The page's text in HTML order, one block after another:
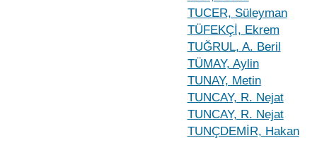
TUCER, Süleyman
TÜFEKÇİ, Ekrem
TUĞRUL, A. Beril
TÜMAY, Aylin
TUNAY, Metin
TUNCAY, R. Nejat
TUNCAY, R. Nejat
TUNÇDEMİR, Hakan